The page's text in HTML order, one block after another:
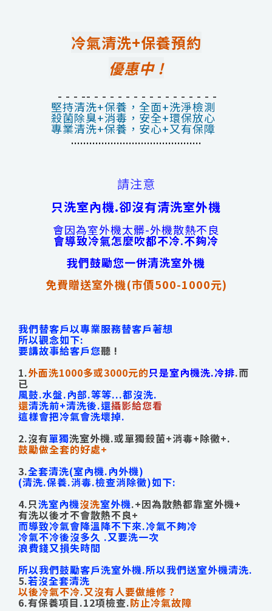
冷氣清洗+保養預約
優惠中 !
- - - -- - - - - - - - - - - - - - - - -
堅持清洗+保養，全面+洗淨檢測
殺菌除臭+消毒，安全+環保放心
專業清洗+保養，安心+又有保障
...........................................
請注意
只洗室內機.卻沒有清洗室外機
會因為室外機太髒-外機散熱不良
會導致冷氣怎麼吹都不冷.不夠冷
我們鼓勵您一併清洗室外機
免費贈送室外機(市價500-1000元)
我們替客戶以專業服務替客戶著想
所以觀念如下:
要講故事給客戶您聽 !
1.外面洗1000多或3000元的只是室內機洗.冷排.而
已
風鼓.水盤.內部.等等...都沒洗.
還清洗前+清洗後.還攝影給您看
這樣會把冷氣會洗壞掉.
2.沒有單獨洗室外機.或單獨殺菌+消毒+除黴+.
鼓勵做全套的好處+
3.全套清洗(室內機.內外機)
(清洗.保養.消毒.檢查消除黴)如下:
4.只洗室內機沒洗室外機.+因為散熱都靠室外機+
有洗以後才不會散熱不良+
而導致冷氣會降溫降不下來.冷氣不夠冷
冷氣不冷後沒多久 .又要洗一次
浪費錢又損失時間
所以我們鼓勵客戶洗室外機.所以我們送室外機清洗.
5.若沒全套清洗
以後冷氣不冷.又沒有人要做維修 ?
6.有保養項目.12項檢查.防止冷氣故障